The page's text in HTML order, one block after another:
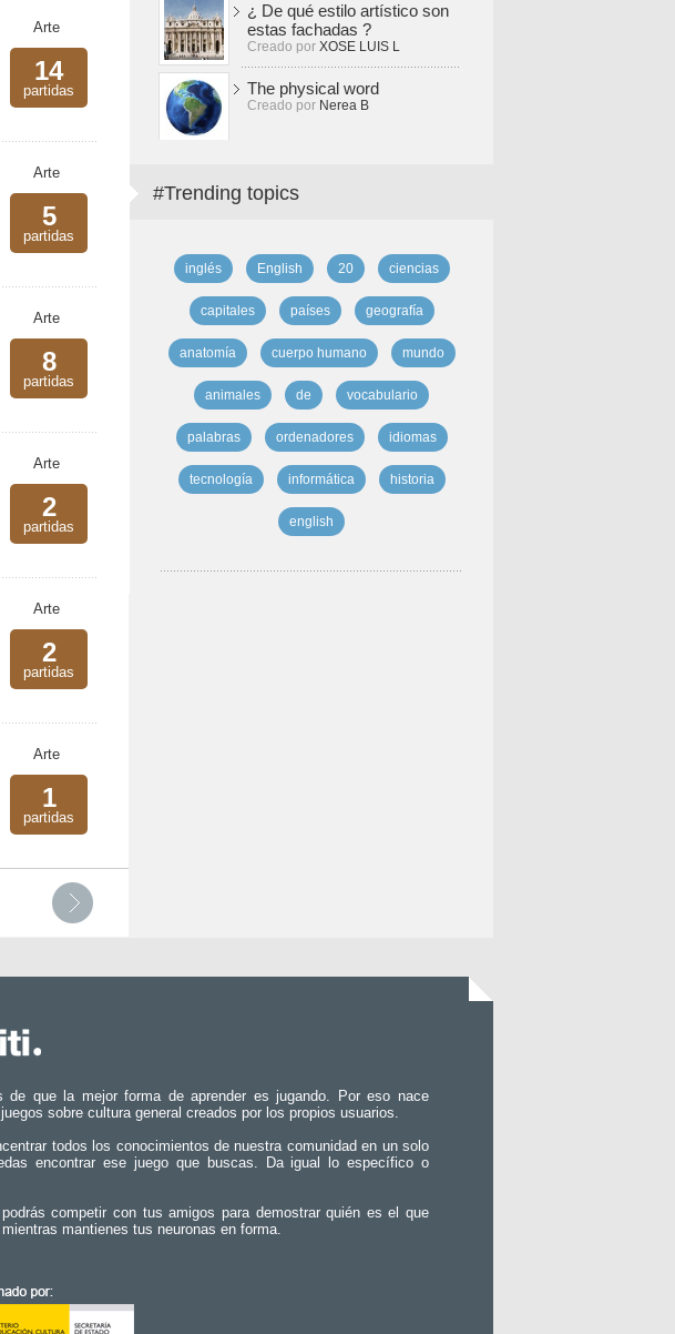
Arte
14
partidas
Arte
5
partidas
Arte
8
partidas
Arte
2
partidas
Arte
2
partidas
Arte
1
partidas
¿ De qué estilo artístico son
estas fachadas ?
Creado por XOSE LUIS L
The physical word
Creado por Nerea B
#Trending topics
inglés English 20 ciencias
capitales países geografía
anatomía cuerpo humano mundo
animales de vocabulario
palabras ordenadores idiomas
tecnología informática historia
english
de que la mejor forma de aprender es jugando. Por eso nace
sobre cultura general creados por los propios usuarios.
todos los conocimientos de nuestra comunidad en un solo
encontrar ese juego que buscas. Da igual lo específico o
competir con tus amigos para demostrar quién es el que
mantienes tus neuronas en forma.